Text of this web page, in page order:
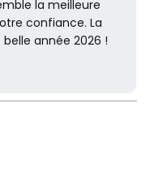
la meilleure
confiance. La
année 2026 !